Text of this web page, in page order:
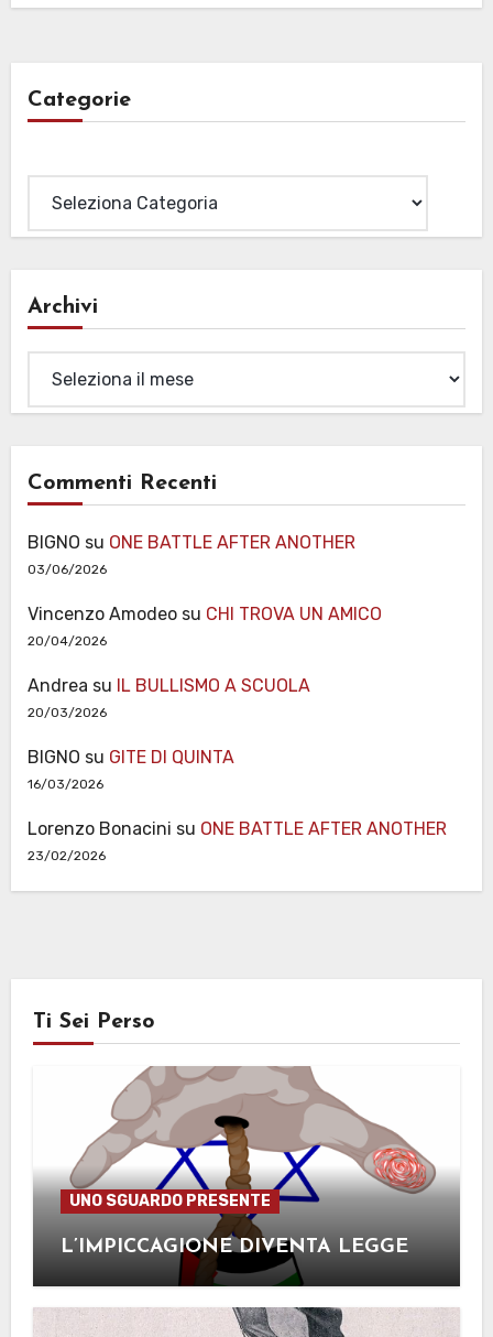
Categorie
Archivi
Commenti Recenti
BIGNO su ONE BATTLE AFTER ANOTHER
03/06/2026
Vincenzo Amodeosu CHI TROVA UN AMICO
20/04/2026
Andrea su IL BULLISMO A SCUOLA
20/03/2026
BIGNO su GITE DI QUINTA
16/03/2026
Lorenzo Bonacini su ONE BATTLE AFTER ANOTHER
23/02/2026
Ti Sei Perso
UNO SGUARDO PRESENTE
L’IMPICCAGIONE DIVENTA LEGGE